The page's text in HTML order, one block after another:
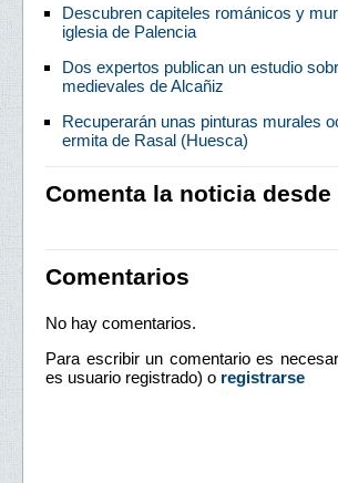
Descubren capiteles románicos y
iglesia de Palencia
Dos expertos publican un estudio
medievales de Alcañiz
Recuperarán unas pinturas murales
ermita de Rasal (Huesca)
Comenta la noticia desde
Comentarios
No hay comentarios.
Para escribir un comentario es
es usuario registrado) o registrarse